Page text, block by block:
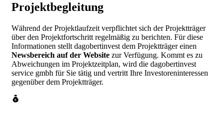
Projektbegleitung
Während der Projektlaufzeit verpflichtet sich der Projektträger
über den Projektfortschritt regelmäßig zu berichten. Für diese
Informationen stellt dagobertinvest dem Projektträger einen
Newsbereich auf der Website zur Verfügung. Kommt es zu
Abweichungen im Projektzeitplan, wird die dagobertinvest
service gmbh für Sie tätig und vertritt Ihre Investoreninteressen
gegenüber dem Projektträger.